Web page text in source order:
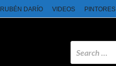
RUBÉN DARÍO VIDEOS PINTORES